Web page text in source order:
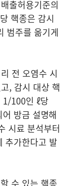
출허용기준의
핵종은 감시
범주를 옮기게
전 오염수 시
, 감시 대상 핵
100인 ℓ당
방금 설명해
시료 분석부터
추가한다고 발
수 있는 핵종